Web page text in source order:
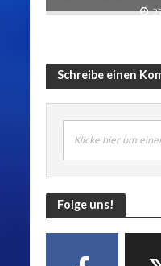
Schreibe einen
Klicke hier um
Folge uns!